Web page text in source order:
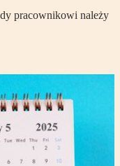
pracownikowi należy